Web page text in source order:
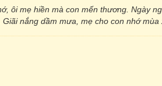
ôi mẹ hiền mà con mến thương. Ngày
nắng dầm mưa, mẹ cho con nhớ mùa